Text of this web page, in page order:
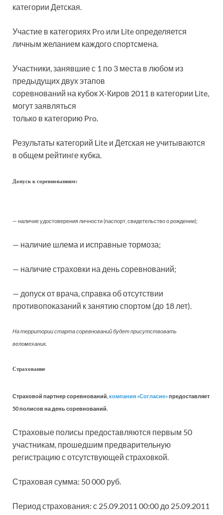
категории Детская.
Участие в категориях Pro или Lite определяется
личным желанием каждого спортсмена.
Участники, занявшие с 1 по 3 места в любом из
предыдущих двух этапов
соревнований на кубок X-Киров 2011 в категории Lite,
могут заявляться
только в категорию Pro.
Результаты категорий Lite и Детская не учитываются
в общем рейтинге кубка.
Допуск к соревнованиям:
— наличие удостоверения личности (паспорт, свидетельство о рождении);
— наличие шлема и исправные тормоза;
— наличие страховки на день соревнований;
— допуск от врача, справка об отсутствии
противопоказаний к занятию спортом (до 18 лет).
На территории старта соревнований будет присутствовать
веломеханик.
Страхование
Страховой партнер соревнований, компания «Согласие»предоставляет
50 полисов на день соревнований.
Страховые полисы предоставляются первым 50
участникам, прошедшим предварительную
регистрацию с отсутствующей страховкой.
Страховая сумма: 50 000 руб.
Период страхования: с 25.09.2011 00:00 до 25.09.2011